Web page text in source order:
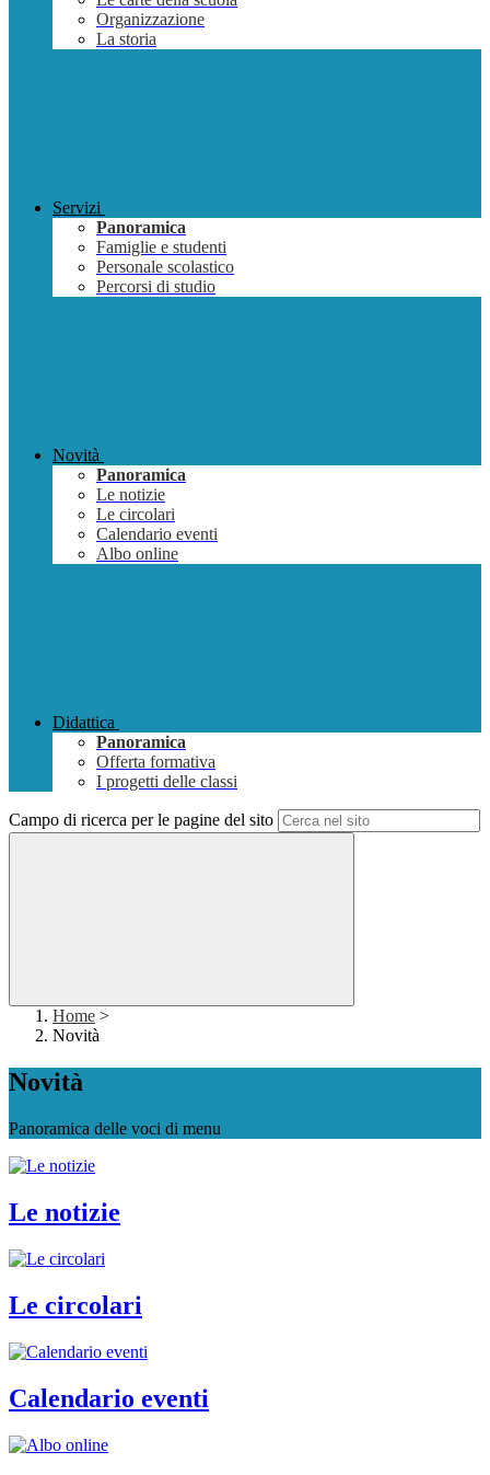
Organizzazione
La storia
Servizi
Panoramica
Famiglie e studenti
Personale scolastico
Percorsi di studio
Novità
Panoramica
Le notizie
Le circolari
Calendario eventi
Albo online
Didattica
Panoramica
Offerta formativa
I progetti delle classi
Campo di ricerca per le pagine del sito
Home >
Novità
Novità
Panoramica delle voci di menu
Le notizie
Le circolari
Calendario eventi